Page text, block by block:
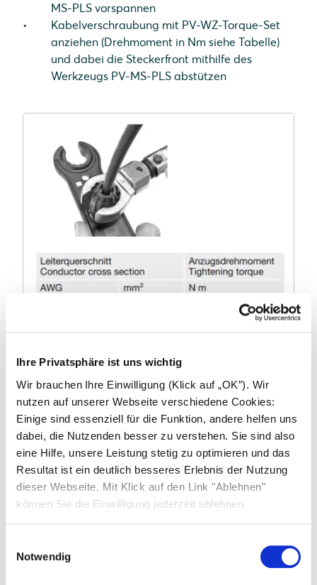
Ihre Privatsphäre ist uns wichtig
Wir brauchen Ihre Einwilligung (Klick auf „OK”). Wir
nutzen auf unserer Webseite verschiedene Cookies:
Einige sind essenziell für die Funktion, andere helfen uns
dabei, die Nutzenden besser zu verstehen. Sie sind also
eine Hilfe, unsere Leistung stetig zu optimieren und das
Resultat ist ein deutlich besseres Erlebnis der Nutzung
dieser Webseite. Mit Klick auf den Link "Ablehnen"
können Sie die Einwilligung jederzeit ablehnen.
Notwendig
MS-PLS vorspannen
Kabelverschraubung mit PV-WZ-Torque-Set
anziehen (Drehmoment in Nm siehe Tabelle)
und dabei die Steckerfront mithilfe des
Werkzeugs PV-MS-PLS abstützen
Kabelverschraubung anziehen
CRIMPEN
Stellen Sie sicher, dass
alle Litzen in der Crimphülse
die Crimphülse nicht verformt ist oder ein
Teil der Crimpklappen fehlt